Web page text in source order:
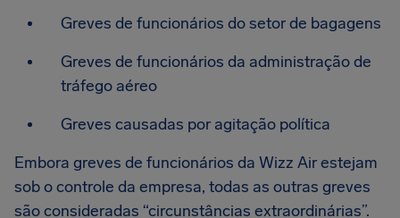
Greves de funcionários do setor de bagagens
Greves de funcionários da administração de
tráfego aéreo
Greves causadas por agitação política
Embora greves de funcionários da Wizz Air estejam
sob o controle da empresa, todas as outras greves
são consideradas “circunstâncias extraordinárias”.